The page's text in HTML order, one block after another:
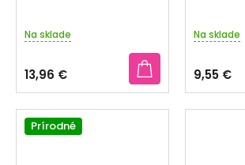
Na sklade
13,96 €
Na sklade
9,55 €
Prírodné